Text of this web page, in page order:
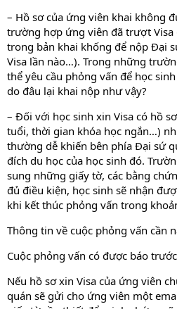
– Hồ sơ của ứng viên khai không
trường hợp ứng viên đã trượt Visa
trong bản khai khống để nộp Đại
Visa lần nào…). Trong những
thể yêu cầu phỏng vấn để học
do đâu lại khai nộp như vậy?
– Đối với học sinh xin Visa có hồ
tuổi, thời gian khóa học ngắn…)
thường dễ khiến bên phía Đại sứ
đích du học của học sinh đó.
sung những giấy tờ, các bằng
đủ điều kiện, học sinh sẽ nhận
khi kết thúc phỏng vấn trong
Thông tin về cuộc phỏng vấn cần
Cuộc phỏng vấn có được báo
Nếu hồ sơ xin Visa của ứng viên
quán sẽ gửi cho ứng viên một